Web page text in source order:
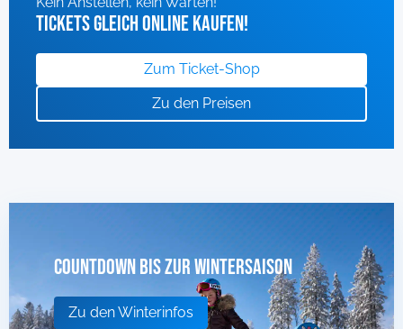
Tickets gleich online kaufen!
Zum Ticket-Shop
Zu den Preisen
Countdown bis zur Wintersaison
Zu den Winterinfos